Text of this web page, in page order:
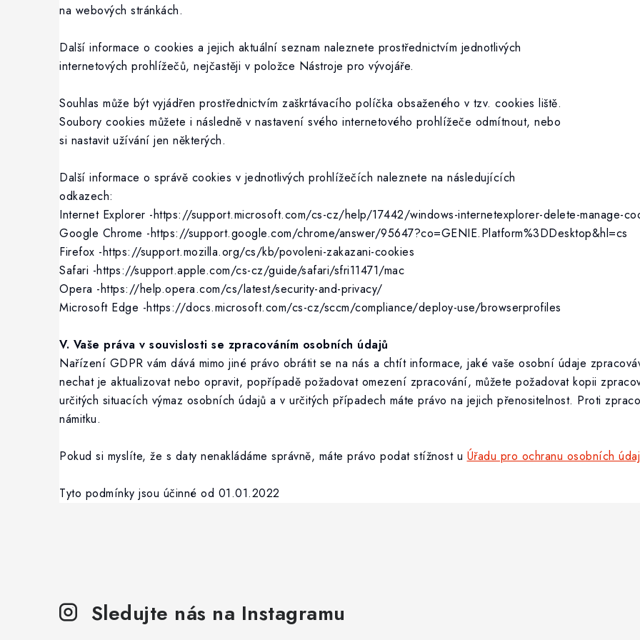
na webových stránkách.
Další informace o cookies a jejich aktuální seznam naleznete prostřednictvím jednotlivých
internetových prohlížečů, nejčastěji v položce Nástroje pro vývojáře.
Souhlas může být vyjádřen prostřednictvím zaškrtávacího políčka obsaženého v tzv. cookies liště.
Soubory cookies můžete i následně v nastavení svého internetového prohlížeče odmítnout, nebo
si nastavit užívání jen některých.
Další informace o správě cookies v jednotlivých prohlížečích naleznete na následujících
odkazech:
Internet Explorer -https://support.microsoft.com/cs-cz/help/17442/windows-internetexplorer-delete-manage-
Google Chrome -https://support.google.com/chrome/answer/95647?co=GENIE.Platform%3DDesktop&hl=cs
Firefox -https://support.mozilla.org/cs/kb/povoleni-zakazani-cookies
Safari -https://support.apple.com/cs-cz/guide/safari/sfri11471/mac
Opera -https://help.opera.com/cs/latest/security-and-privacy/
Microsoft Edge -https://docs.microsoft.com/cs-cz/sccm/compliance/deploy-use/browserprofiles
V. Vaše práva v souvislosti se zpracováním osobních údajů
Nařízení GDPR vám dává mimo jiné právo obrátit se na nás a chtít informace, jaké vaše osobní údaje
nechat je aktualizovat nebo opravit, popřípadě požadovat omezení zpracování, můžete požadovat kopii
určitých situacích výmaz osobních údajů a v určitých případech máte právo na jejich přenositelnost. Proti
námitku.
Pokud si myslíte, že s daty nenakládáme správně, máte právo podat stížnost u Úřadu pro ochranu osobních
Tyto podmínky jsou účinné od 01.01.2022
Sledujte nás na Instagramu